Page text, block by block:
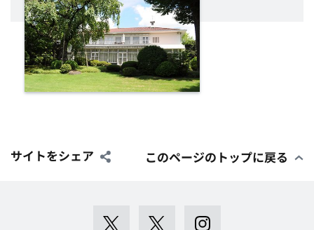
サイトをシェア このページのトップに戻る